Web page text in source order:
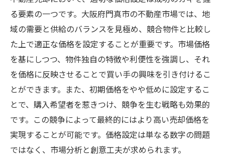
る要素の一つです。大阪府門真市の不動産市場では、地
域の需要と供給のバランスを見極め、競合物件と比較し
た上で適正な価格を設定することが重要です。市場価格
を基にしつつ、物件独自の特徴や利便性を強調し、それ
を価格に反映させることで買い手の興味を引き付けるこ
とができます。また、初期価格をやや低めに設定するこ
とで、購入希望者を惹きつけ、競争を生む戦略も効果的
です。この競争によって最終的にはより高い売却価格を
実現することが可能です。価格設定は単なる数字の問題
ではなく、市場分析と創意工夫が求められます。